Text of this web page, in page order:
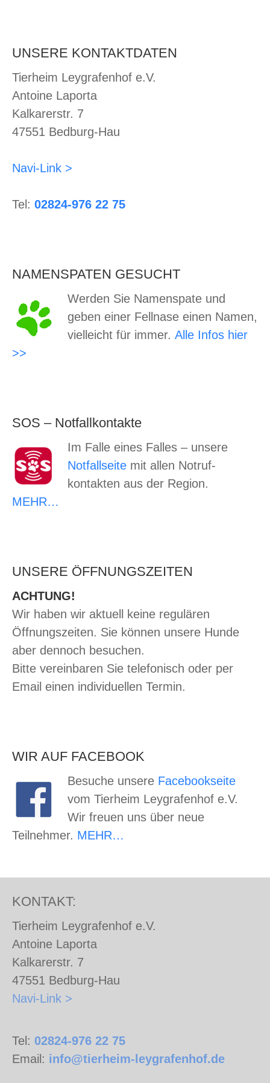
UNSERE KONTAKTDATEN
Tierheim Leygrafenhof e.V.
Antoine Laporta
Kalkarerstr. 7
47551 Bedburg-Hau
Navi-Link >
Tel: 02824-976 22 75
NAMENSPATEN GESUCHT
Werden Sie Namenspate und
geben einer Fellnase einen Namen,
vielleicht für immer. Alle Infos hier
>>
SOS – Notfallkontakte
Im Falle eines Falles – unsere
Notfallseite mit allen Notruf-
kontakten aus der Region.
MEHR…
UNSERE ÖFFNUNGSZEITEN
ACHTUNG!
Wir haben wir aktuell keine regulären
Öffnungszeiten. Sie können unsere Hunde
aber dennoch besuchen.
Bitte vereinbaren Sie telefonisch oder per
Email einen individuellen Termin.
WIR AUF FACEBOOK
Besuche unsere Facebookseite
vom Tierheim Leygrafenhof e.V.
Wir freuen uns über neue
Teilnehmer. MEHR…
KONTAKT:
Tierheim Leygrafenhof e.V.
Antoine Laporta
Kalkarerstr. 7
47551 Bedburg-Hau
Navi-Link >
Tel: 02824-976 22 75
Email: info@tierheim-leygrafenhof.de